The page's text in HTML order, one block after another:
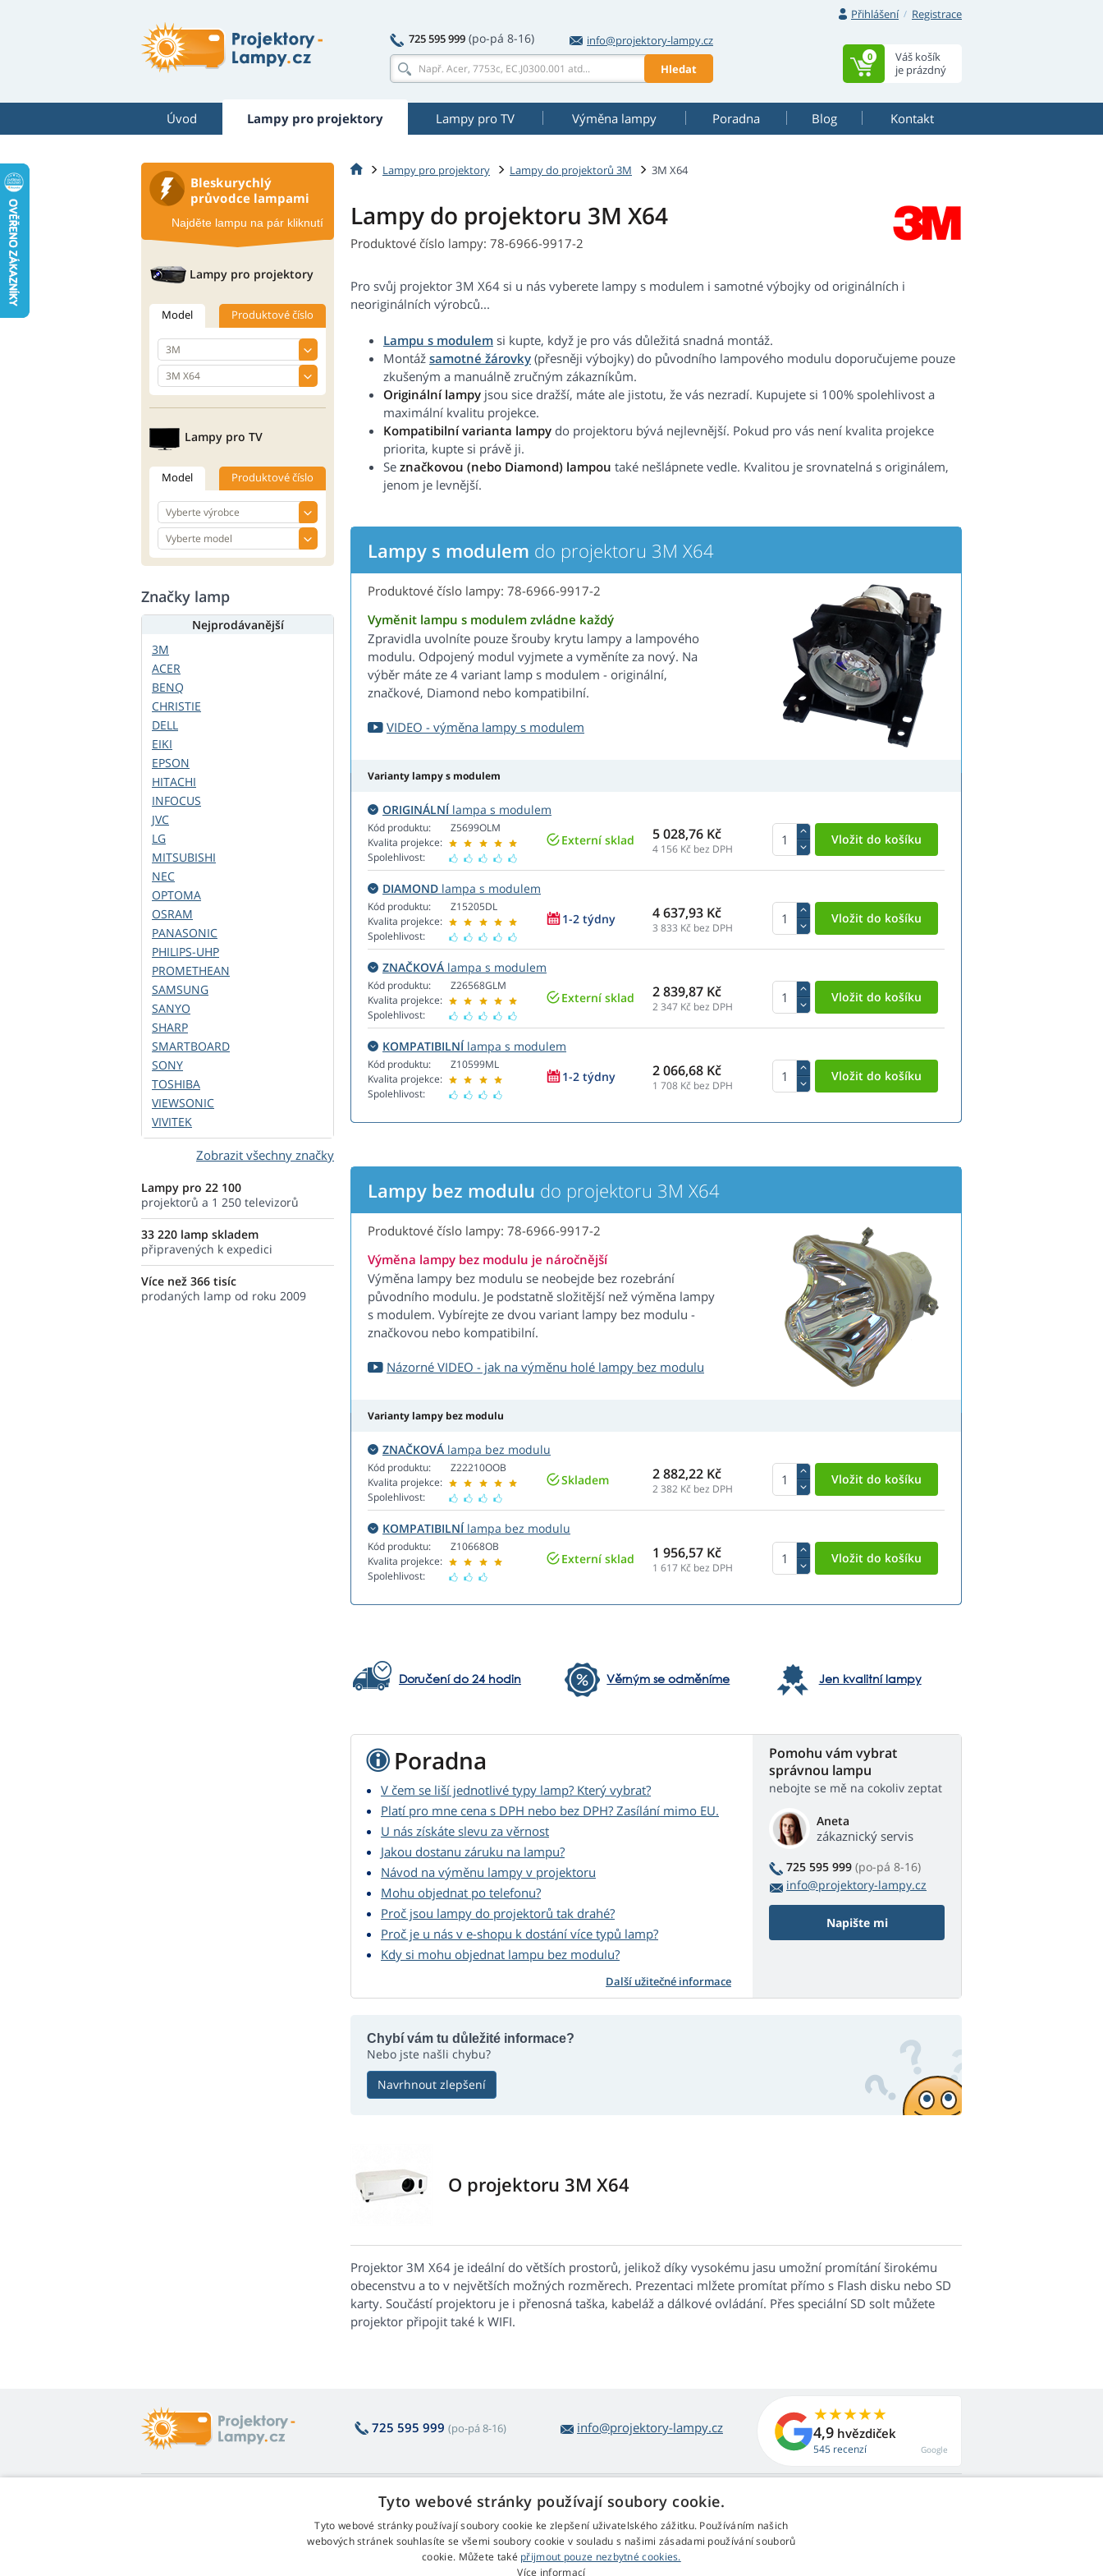
Přihlášení
Registrace
725 595 999 (po-pá 8-16)
info@projektory-lampy.cz
Hledat
Váš košík
je prázdný
0
Úvod Lampy pro projektory Lampy pro TV Výměna lampy Poradna Blog Kontakt
Lampy pro projektory Lampy do projektorů 3M 3M X64
Lampy do projektoru 3M X64
Produktové číslo lampy: 78-6966-9917-2
Pro svůj projektor 3M X64 si u nás vyberete lampy s modulem i samotné výbojky od originálních i
neoriginálních výrobců...
Lampu s modulem si kupte, když je pro vás důležitá snadná montáž.
Montáž samotné žárovky (přesněji výbojky) do původního lampového modulu doporučujeme pouze
zkušeným a manuálně zručným zákazníkům.
Originální lampy jsou sice dražší, máte ale jistotu, že vás nezradí. Kupujete si 100% spolehlivost a
maximální kvalitu projekce.
Kompatibilní varianta lampy do projektoru bývá nejlevnější. Pokud pro vás není kvalita projekce
priorita, kupte si právě ji.
Se značkovou (nebo Diamond) lampou také nešlápnete vedle. Kvalitou je srovnatelná s originálem,
jenom je levnější.
Lampy s modulem do projektoru 3M X64
Produktové číslo lampy: 78-6966-9917-2
Vyměnit lampu s modulem zvládne každý
Zpravidla uvolníte pouze šrouby krytu lampy a lampového
modulu. Odpojený modul vyjmete a vyměníte za nový. Na
výběr máte ze 4 variant lamp s modulem - originální,
značkové, Diamond nebo kompatibilní.
VIDEO - výměna lampy s modulem
Varianty lampy s modulem
ORIGINÁLNÍlampa s modulem
Kód produktu:
Kvalita projekce:
Spolehlivost:
Z5699OLM
Externí sklad 5 028,76 Kč
4 156 Kč bez DPH
DIAMOND lampa s modulem
Kód produktu:
Kvalita projekce:
Spolehlivost:
Z15205DL
1-2 týdny 4 637,93 Kč
3 833 Kč bez DPH
ZNAČKOVÁ lampa s modulem
Kód produktu:
Kvalita projekce:
Spolehlivost:
Z26568GLM
Externí sklad 2 839,87 Kč
2 347 Kč bez DPH
KOMPATIBILNÍlampa s modulem
Kód produktu:
Kvalita projekce:
Spolehlivost:
Z10599ML
1-2 týdny 2 066,68 Kč
1 708 Kč bez DPH
Lampy bez modulu do projektoru 3M X64
Produktové číslo lampy: 78-6966-9917-2
Výměna lampy bez modulu je náročnější
Výměna lampy bez modulu se neobejde bez rozebrání
původního modulu. Je podstatně složitější než výměna lampy
s modulem. Vybírejte ze dvou variant lampy bez modulu -
značkovou nebo kompatibilní.
Názorné VIDEO - jak na výměnu holé lampy bez modulu
Varianty lampy bez modulu
ZNAČKOVÁ lampa bez modulu
Kód produktu:
Kvalita projekce:
Spolehlivost:
Z22210OOB
Skladem 2 882,22 Kč
2 382 Kč bez DPH
KOMPATIBILNÍlampa bez modulu
Kód produktu:
Kvalita projekce:
Spolehlivost:
Z10668OB
Externí sklad 1 956,57 Kč
1 617 Kč bez DPH
Doručení do 24 hodin Věrným se odměníme Jen kvalitní lampy
Poradna
V čem se liší jednotlivé typy lamp? Který vybrat?
Platí pro mne cena s DPH nebo bez DPH? Zasílání mimo EU.
U nás získáte slevu za věrnost
Jakou dostanu záruku na lampu?
Návod na výměnu lampy v projektoru
Mohu objednat po telefonu?
Proč jsou lampy do projektorů tak drahé?
Proč je u nás v e-shopu k dostání více typů lamp?
Kdy si mohu objednat lampu bez modulu?
Další užitečné informace
Pomohu vám vybrat
správnou lampu
nebojte se mě na cokoliv zeptat
Aneta
zákaznický servis
725 595 999 (po-pá 8-16)
info@projektory-lampy.cz
Napište mi
Chybí vám tu důležité informace?
Nebo jste našli chybu?
Navrhnout zlepšení
O projektoru 3M X64
Projektor 3M X64 je ideální do větších prostorů, jelikož díky vysokému jasu umožní promítání širokému
obecenstvu a to v největších možných rozměrech. Prezentaci mlžete promítat přímo s Flash disku nebo SD
karty. Součástí projektoru je i přenosná taška, kabeláž a dálkové ovládání. Přes speciální SD solt můžete
projektor připojit také k WIFI.
Bleskurychlý
průvodce lampami
Najděte lampu na pár kliknutí
Lampy pro projektory
Model Produktové číslo
Lampy pro TV
Model Produktové číslo
Značky lamp
Nejprodávanější
3M
ACER
BENQ
CHRISTIE
DELL
EIKI
EPSON
HITACHI
INFOCUS
JVC
LG
MITSUBISHI
NEC
OPTOMA
OSRAM
PANASONIC
PHILIPS-UHP
PROMETHEAN
SAMSUNG
SANYO
SHARP
SMARTBOARD
SONY
TOSHIBA
VIEWSONIC
VIVITEK
Zobrazit všechny značky
Lampy pro 22 100
projektorů a 1 250 televizorů
33 220 lamp skladem
připravených k expedici
Více než 366 tisíc
prodaných lamp od roku 2009
725 595 999 (po-pá 8-16) info@projektory-lampy.cz 4,9 hvězdiček
545 recenzí Google
O nákupu lamp
Vrácení a reklamace
Formulář pro odstoupení
Obchodní podmínky
Web Retail s.r.o.
Kontakt
Zpracování osobních údajů
Tyto webové stránky používají soubory cookie.
Tyto webové stránky používají soubory cookie ke zlepšení uživatelského zážitku. Používáním našich
webových stránek souhlasíte se všemi soubory cookie v souladu s našimi zásadami používání souborů
cookie. Můžete také přijmout pouze nezbytné cookies.
Více informací